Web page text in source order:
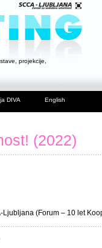
projekcije,
DIVA English
(2022)
(Forum – 10 let